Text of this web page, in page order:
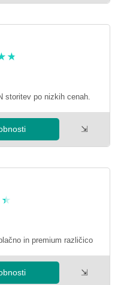
storitev po nizkih cenah.
⇲
in premium različico
⇲